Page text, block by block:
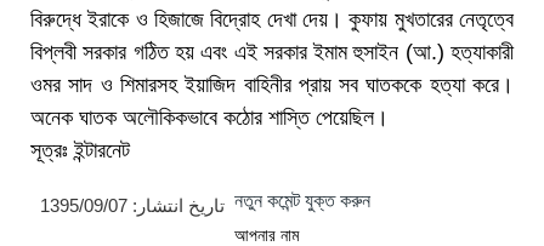
বিরুদ্ধে ইরাকে ও হিজাজে বিদ্রোহ দেখা দেয়। কুফায় মুখতারের নেতৃত্বে
বিপ্লবী সরকার গঠিত হয় এবং এই সরকার ইমাম হুসাইন (আ.) হত্যাকারী
ওমর সাদ ও শিমারসহ ইয়াজিদ বাহিনীর প্রায় সব ঘাতককে হত্যা করে।
অনেক ঘাতক অলৌকিকভাবে কঠোর শাস্তি পেয়েছিল।
সূত্রঃ ইন্টারনেট
تاریخ انتشار: 1395/09/07 নতুন কমেন্ট যুক্ত করুন
আপনার নাম